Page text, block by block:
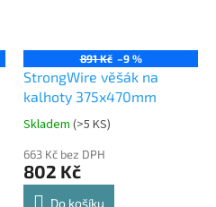
891 Kč –9 %
StrongWire věšák na
kalhoty 375x470mm
Průměrné
produktu
je
4,8
Skladem (>5 KS)
663 Kč bez DPH
802 Kč
Do košíku